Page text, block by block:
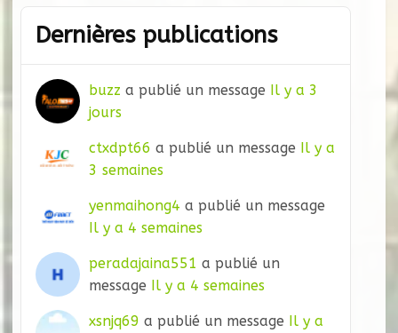
Dernières publications
buzz a publié un message Il y a 3
jours
ctxdpt66 a publié un message Il y a
3 semaines
yenmaihong4 a publié un message
Il y a 4 semaines
peradajaina551 a publié un
message Il y a 4 semaines
xsnjq69 a publié un message Il y a